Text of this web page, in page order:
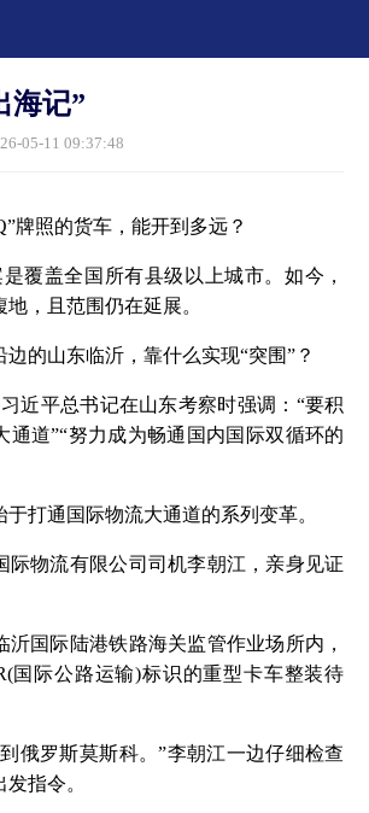
海记”
05-11 09:37:48
照的货车，能开到多远？
盖全国所有县级以上城市。如今，
，且范围仍在延展。
山东临沂，靠什么实现“突围”？
平总书记在山东考察时强调：“要积
通道”“努力成为畅通国内国际双循环的
通国际物流大通道的系列变革。
物流有限公司司机李朝江，亲身见证
国际陆港铁路海关监管作业场所内，
国际公路运输)标识的重型卡车整装待
罗斯莫斯科。”李朝江一边仔细检查
指令。